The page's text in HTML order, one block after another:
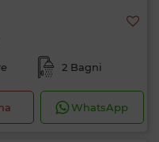
2 Bagni
WhatsApp